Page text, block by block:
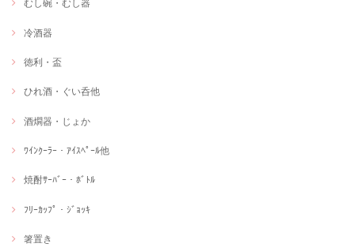
むし碗・むし器
冷酒器
徳利・盃
ひれ酒・ぐい呑他
酒燗器・じょか
ﾜｲﾝｸｰﾗｰ・ｱｲｽﾍﾟｰﾙ他
焼酎ｻｰﾊﾞｰ・ﾎﾞﾄﾙ
ﾌﾘｰｶｯﾌﾟ・ｼﾞｮｯｷ
箸置き